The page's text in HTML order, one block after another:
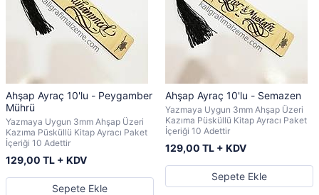
Ahşap Ayraç 10'lu - Peygamber
Mührü
Yazmaya Uygun 3mm Ahşap Üzeri
Kazıma Püsküllü Kitap Ayracı Paket
İçeriği 10 Adettir
129,00 TL + KDV
Sepete Ekle
Ahşap Ayraç 10'lu - Semazen
Yazmaya Uygun 3mm Ahşap Üzeri
Kazıma Püsküllü Kitap Ayracı Paket
İçeriği 10 Adettir
129,00 TL + KDV
Sepete Ekle